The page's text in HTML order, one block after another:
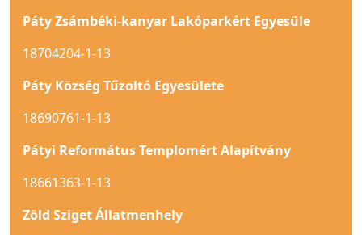
Páty Zsámbéki-kanyar Lakóparkért Egyesüle
18704204-1-13
Páty Község Tűzoltó Egyesülete
18690761-1-13
Pátyi Református Templomért Alapítvány
18661363-1-13
Zöld Sziget Állatmenhely